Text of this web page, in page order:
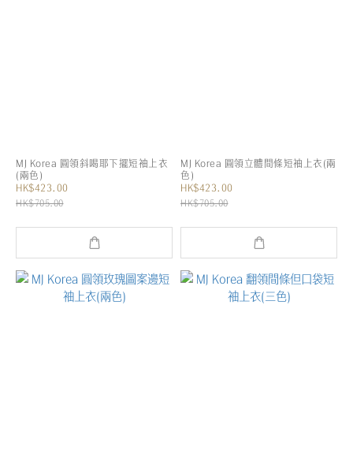
MJ Korea 圓領斜喝耶下擺短袖上衣
(兩色)
HK$423.00
HK$705.00
MJ Korea 圓領立體間條短袖上衣(兩
色)
HK$423.00
HK$705.00